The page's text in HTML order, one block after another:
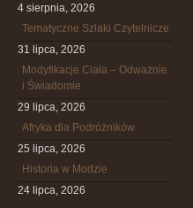
4 sierpnia, 2026
Tematyczne Szlaki Czytelnicze
31 lipca, 2026
Modyfikacje Ciała – Odważnie
i Świadomie
29 lipca, 2026
Afryka dla Podróżników
25 lipca, 2026
Historia w Modzie
24 lipca, 2026